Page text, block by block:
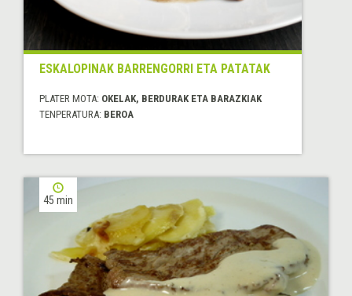
ESKALOPINAK BARRENGORRI ETA PATATAK
PLATER MOTA: OKELAK, BERDURAK ETA BARAZKIAK
TENPERATURA: BEROA
45 min